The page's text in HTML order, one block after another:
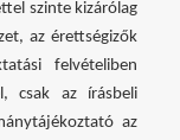
szinte kizárólag
az érettségizők
felvételiben
csak az írásbeli
az